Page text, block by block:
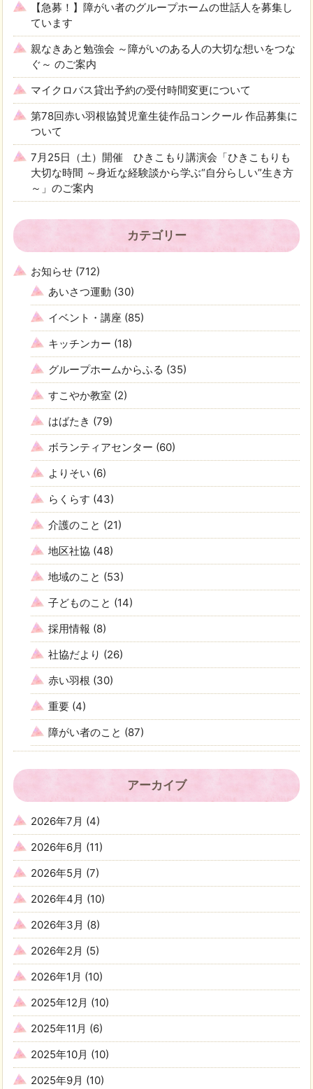
【急募！】障がい者のグループホームの世話人を募集し
ています
親なきあと勉強会 ～障がいのある人の大切な想いをつな
ぐ～ のご案内
マイクロバス貸出予約の受付時間変更について
第78回赤い羽根協賛児童生徒作品コンクール 作品募集に
ついて
7月25日（土）開催 ひきこもり講演会「ひきこもりも
大切な時間 ～身近な経験談から学ぶ“自分らしい”生き方
～」のご案内
カテゴリー
お知らせ (712)
あいさつ運動 (30)
イベント・講座 (85)
キッチンカー (18)
グループホームからふる (35)
すこやか教室 (2)
はばたき (79)
ボランティアセンター (60)
よりそい (6)
らくらす (43)
介護のこと (21)
地区社協 (48)
地域のこと (53)
子どものこと (14)
採用情報 (8)
社協だより (26)
赤い羽根 (30)
重要 (4)
障がい者のこと (87)
アーカイブ
2026年7月 (4)
2026年6月 (11)
2026年5月 (7)
2026年4月 (10)
2026年3月 (8)
2026年2月 (5)
2026年1月 (10)
2025年12月 (10)
2025年11月 (6)
2025年10月 (10)
2025年9月 (10)